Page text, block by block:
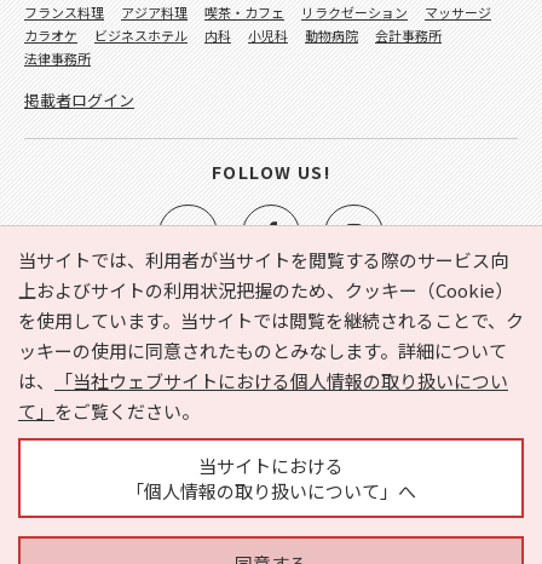
当サイトでは、利用者が当サイトを閲覧する際のサービス向
上およびサイトの利用状況把握のため、クッキー（Cookie）
を使用しています。当サイトでは閲覧を継続されることで、ク
ッキーの使用に同意されたものとみなします。詳細について
は、
「当社ウェブサイトにおける個人情報の取り扱いについ
て」 をご覧ください。
当サイトにおける
「個人情報の取り扱いについて」へ
e-NAVITA（イーナビタ）とは？ お気に入り
ヘルプ
利用規約
個人情報の取り扱いについて
運営会社
サイトマップ
広告掲載に関するお問い合わせ
フランス料理
アジア料理 喫茶・カフェ リラクゼーション
マッサージ
カラオケ
ビジネスホテル 内科 小児科 動物病院
会計事務所
法律事務所
掲載者ログイン
FOLLOW US!